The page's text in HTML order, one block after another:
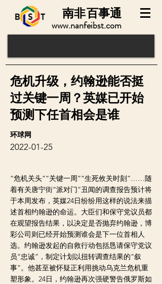
www.nanfeibst.com
百事通
南非
“危机关头”“关键一周”“生死攸关时刻”……随
着有关唐宁街“派对门”丑闻的调查报告预计将
于本周发布，英媒24日纷纷用这样的说法来描
述首相约翰逊的命运。大臣们和保守党议员都
在观望报告结果，以决定是否抛弃约翰逊，博
彩公司则已经开始预测谁会是下一位首相人
选。约翰逊发起的自救行动包括恳请保守党议
员“忠诚”，制定计划以扭转调查结果的“叙
事”。他甚至被怀疑正利用挑动乌克兰危机重
塑形象。24日，约翰逊再次强硬警告俄罗斯如
环球网
2022-01-25
危机升级，约翰逊能否挺
过关键一周？英媒已开始
预测下任首相会是谁